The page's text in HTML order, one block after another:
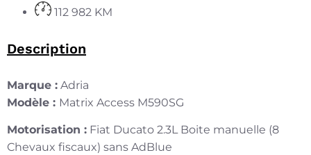
112 982 KM
Description
Marque : Adria
Modèle : Matrix Access M590SG
Motorisation : Fiat Ducato 2.3L Boite manuelle (8
Chevaux fiscaux) sans AdBlue